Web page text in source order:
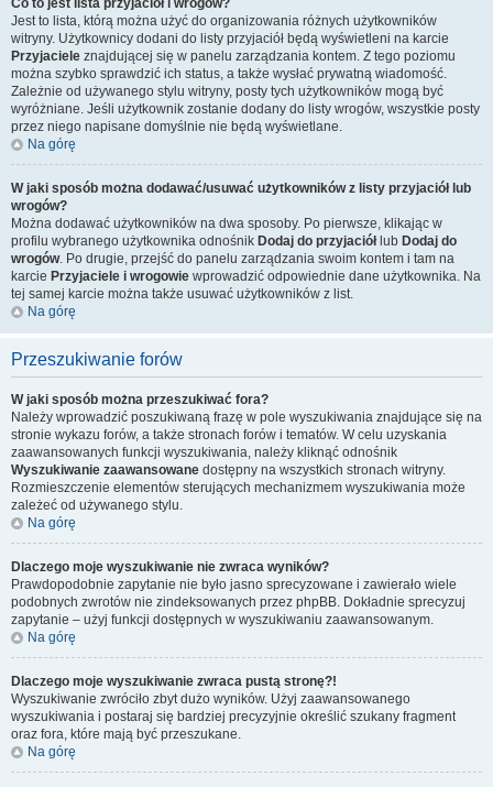
Co to jest lista przyjaciół i wrogów?
Jest to lista, którą można użyć do organizowania różnych użytkowników
witryny. Użytkownicy dodani do listy przyjaciół będą wyświetleni na karcie
Przyjaciele znajdującej się w panelu zarządzania kontem. Z tego poziomu
można szybko sprawdzić ich status, a także wysłać prywatną wiadomość.
Zależnie od używanego stylu witryny, posty tych użytkowników mogą być
wyróżniane. Jeśli użytkownik zostanie dodany do listy wrogów, wszystkie posty
przez niego napisane domyślnie nie będą wyświetlane.
Na górę
W jaki sposób można dodawać/usuwać użytkowników z listy przyjaciół lub
wrogów?
Można dodawać użytkowników na dwa sposoby. Po pierwsze, klikając w
profilu wybranego użytkownika odnośnik Dodaj do przyjaciółlub Dodaj do
wrogów. Po drugie, przejść do panelu zarządzania swoim kontem i tam na
karcie Przyjaciele i wrogowie wprowadzić odpowiednie dane użytkownika. Na
tej samej karcie można także usuwać użytkowników z list.
Na górę
Przeszukiwanie forów
W jaki sposób można przeszukiwać fora?
Należy wprowadzić poszukiwaną frazę w pole wyszukiwania znajdujące się na
stronie wykazu forów, a także stronach forów i tematów. W celu uzyskania
zaawansowanych funkcji wyszukiwania, należy kliknąć odnośnik
Wyszukiwanie zaawansowane dostępny na wszystkich stronach witryny.
Rozmieszczenie elementów sterujących mechanizmem wyszukiwania może
zależeć od używanego stylu.
Na górę
Dlaczego moje wyszukiwanie nie zwraca wyników?
Prawdopodobnie zapytanie nie było jasno sprecyzowane i zawierało wiele
podobnych zwrotów nie zindeksowanych przez phpBB. Dokładnie sprecyzuj
zapytanie – użyj funkcji dostępnych w wyszukiwaniu zaawansowanym.
Na górę
Dlaczego moje wyszukiwanie zwraca pustą stronę?!
Wyszukiwanie zwróciło zbyt dużo wyników. Użyj zaawansowanego
wyszukiwania i postaraj się bardziej precyzyjnie określić szukany fragment
oraz fora, które mają być przeszukane.
Na górę